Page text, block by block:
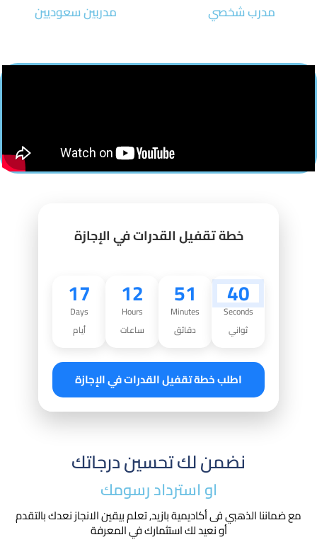
مدرب شخصي مدربين سعوديين
خطة تقفيل القدرات في الإجازة
17
Days
أيام
12
Hours
ساعات
51
Minutes
دقائق
39
Seconds
ثواني
اطلب خطة تقفيل القدرات في الإجازة
نضمن لك تحسين درجاتك
او استرداد رسومك​
مع ضماننا الذهبي فى أكاديمية بازيد, تعلم بيقين الانجاز نعدك بالتقدم
أو نعيد لك استثمارك في المعرفة